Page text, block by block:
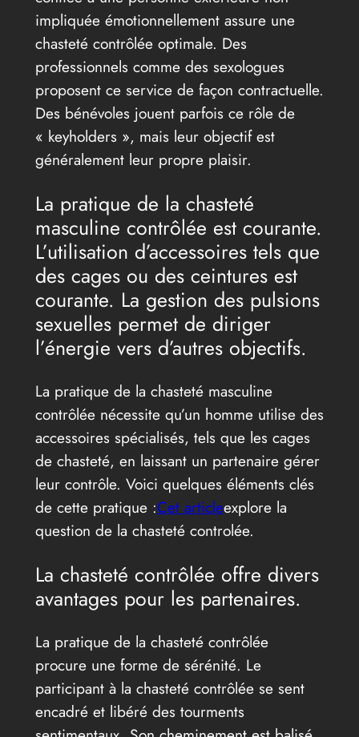
impliquée émotionnellement assure une
chasteté contrôlée optimale. Des
professionnels comme des sexologues
proposent ce service de façon contractuelle.
Des bénévoles jouent parfois ce rôle de
« keyholders », mais leur objectif est
généralement leur propre plaisir.
La pratique de la chasteté
masculine contrôlée est courante.
L’utilisation d’accessoires tels que
des cages ou des ceintures est
courante. La gestion des pulsions
sexuelles permet de diriger
l’énergie vers d’autres objectifs.
La pratique de la chasteté masculine
contrôlée nécessite qu’un homme utilise des
accessoires spécialisés, tels que les cages
de chasteté, en laissant un partenaire gérer
leur contrôle. Voici quelques éléments clés
de cette pratique :Cet articleexplore la
question de la chasteté controlée.
La chasteté contrôlée offre divers
avantages pour les partenaires.
La pratique de la chasteté contrôlée
procure une forme de sérénité. Le
participant à la chasteté contrôlée se sent
encadré et libéré des tourments